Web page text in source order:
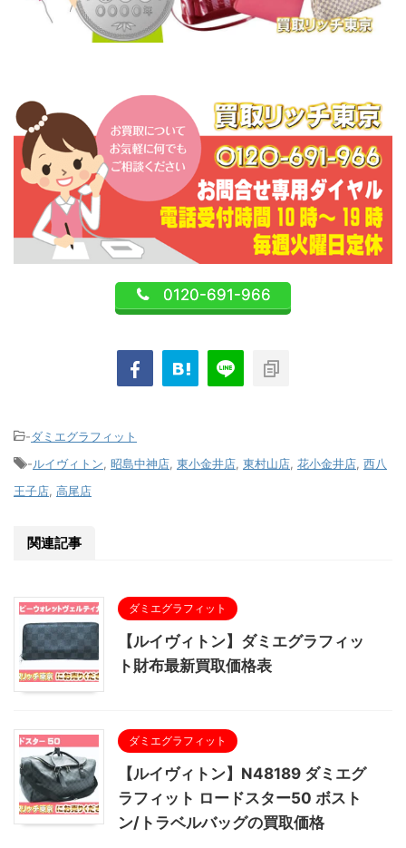
0120-691-966
-ダミエグラフィット
-ルイヴィトン 昭島中神店 東小金井店 東村山店 花小金井店 西八
王子店 高尾店
関連記事
ダミエグラフィット
【ルイヴィトン】ダミエグラフィッ
ト財布最新買取価格表
ダミエグラフィット
【ルイヴィトン】N48189 ダミエグ
ラフィット ロードスター50 ボスト
ン/トラベルバッグの買取価格